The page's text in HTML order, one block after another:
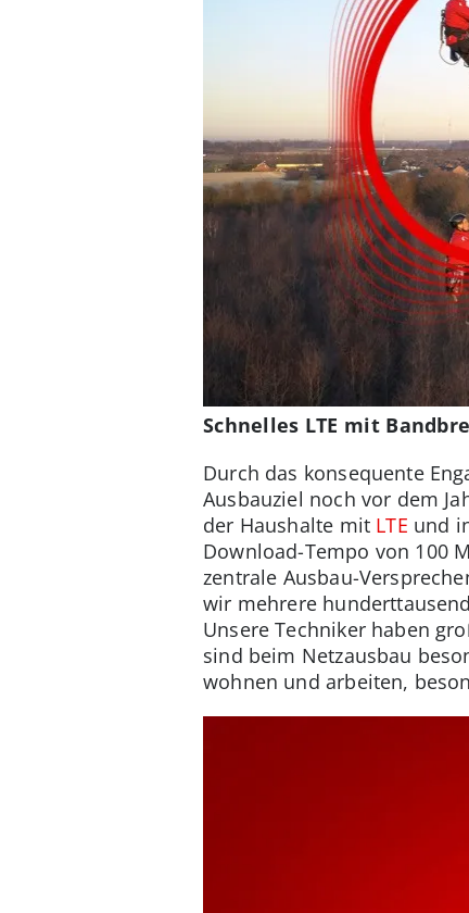
Schnelles LTE mit
Durch das konsequente
Ausbauziel noch vor dem
der Haushalte mit LTE und
Download-Tempo von 100
zentrale Ausbau-
wir mehrere
Unsere Techniker haben
sind beim Netzausbau
wohnen und arbeiten,